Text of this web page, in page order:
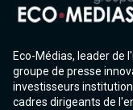
Eco-Médias, leader de
groupe de presse
investisseurs
cadres dirigeants de